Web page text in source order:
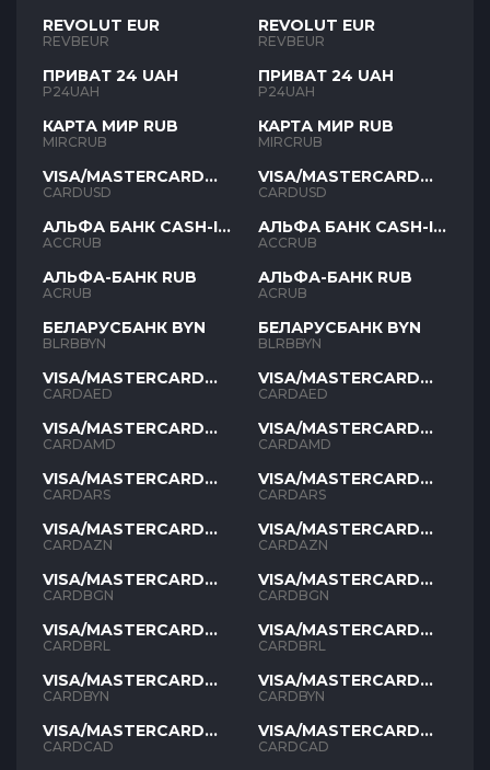
REVOLUT EUR
REVBEUR
ПРИВАТ 24 UAH
P24UAH
КАРТА МИР RUB
MIRCRUB
VISA/MASTERCARD
USD
CARDUSD
АЛЬФА БАНК CASH-IN
RUB
ACCRUB
АЛЬФА-БАНК RUB
ACRUB
БЕЛАРУСБАНК BYN
BLRBBYN
VISA/MASTERCARD
AED
CARDAED
VISA/MASTERCARD
AMD
CARDAMD
VISA/MASTERCARD
ARS
CARDARS
VISA/MASTERCARD
AZN
CARDAZN
VISA/MASTERCARD
BGN
CARDBGN
VISA/MASTERCARD
BRL
CARDBRL
VISA/MASTERCARD
BYN
CARDBYN
VISA/MASTERCARD
CAD
CARDCAD
REVOLUT EUR
REVBEUR
ПРИВАТ 24 UAH
P24UAH
КАРТА МИР RUB
MIRCRUB
VISA/MASTERCARD
USD
CARDUSD
АЛЬФА БАНК CASH-IN
RUB
ACCRUB
АЛЬФА-БАНК RUB
ACRUB
БЕЛАРУСБАНК BYN
BLRBBYN
VISA/MASTERCARD
AED
CARDAED
VISA/MASTERCARD
AMD
CARDAMD
VISA/MASTERCARD
ARS
CARDARS
VISA/MASTERCARD
AZN
CARDAZN
VISA/MASTERCARD
BGN
CARDBGN
VISA/MASTERCARD
BRL
CARDBRL
VISA/MASTERCARD
BYN
CARDBYN
VISA/MASTERCARD
CAD
CARDCAD